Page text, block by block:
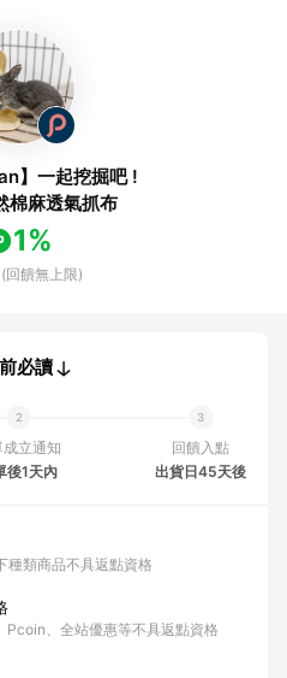
】一起挖掘吧 !
棉麻透氣抓布
1%
回饋無上限)
必讀
成立通知
後1天內
回饋入點
出貨日45天後
種類商品不具返點資格
、全站優惠等不具返點資格